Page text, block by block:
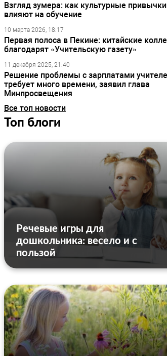
Взгляд зумера: как культурные привычки
влияют на обучение
10 марта 2026, 18:17
Первая полоса в Пекине: китайские
благодарят «Учительскую газету»
11 декабря 2025, 21:40
Решение проблемы с зарплатами
требует много времени, заявил глава
Минпросвещения
Все топ новости
Топ блоги
Речевые игры для
дошкольника: весело и с
пользой